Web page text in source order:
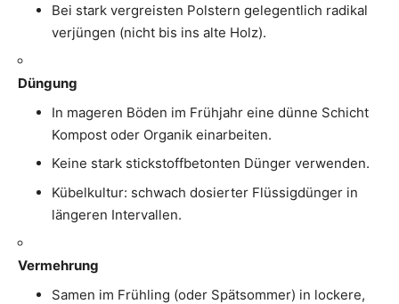
Bei stark vergreisten Polstern gelegentlich radikal
verjüngen (nicht bis ins alte Holz).
Düngung
In mageren Böden im Frühjahr eine dünne Schicht
Kompost oder Organik einarbeiten.
Keine stark stickstoffbetonten Dünger verwenden.
Kübelkultur: schwach dosierter Flüssigdünger in
längeren Intervallen.
Vermehrung
Samen im Frühling (oder Spätsommer) in lockere,